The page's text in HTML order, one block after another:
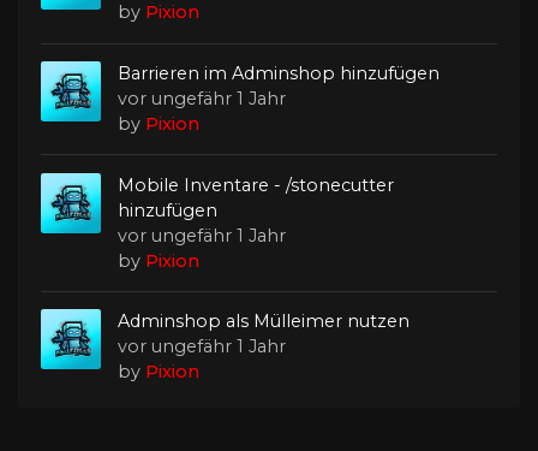
by Pixion
Barrieren im Adminshop hinzufügen
vor ungefähr 1 Jahr
by Pixion
Mobile Inventare - /stonecutter
hinzufügen
vor ungefähr 1 Jahr
by Pixion
Adminshop als Mülleimer nutzen
vor ungefähr 1 Jahr
by Pixion